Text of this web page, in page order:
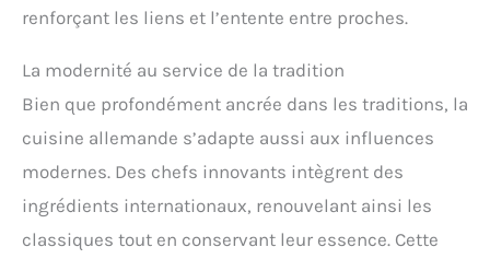
renforçant les liens et l’entente entre proches.
La modernité au service de la tradition
Bien que profondément ancrée dans les traditions, la
cuisine allemande s’adapte aussi aux influences
modernes. Des chefs innovants intègrent des
ingrédients internationaux, renouvelant ainsi les
classiques tout en conservant leur essence. Cette